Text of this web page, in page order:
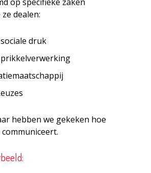
dealen:
druk
hebben we gekeken hoe